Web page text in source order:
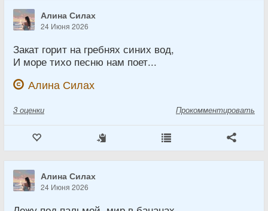
Алина Силах
24 Июня 2026
Закат горит на гребнях синих вод,
И море тихо песню нам поет...
Алина Силах
3 оценки Прокомментировать
Алина Силах
24 Июня 2026